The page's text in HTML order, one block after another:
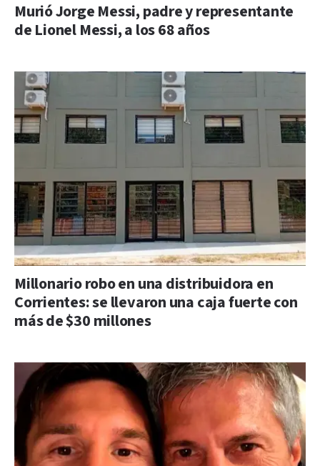
Murió Jorge Messi, padre y representante
de Lionel Messi, a los 68 años
Millonario robo en una distribuidora en
Corrientes: se llevaron una caja fuerte con
más de $30 millones